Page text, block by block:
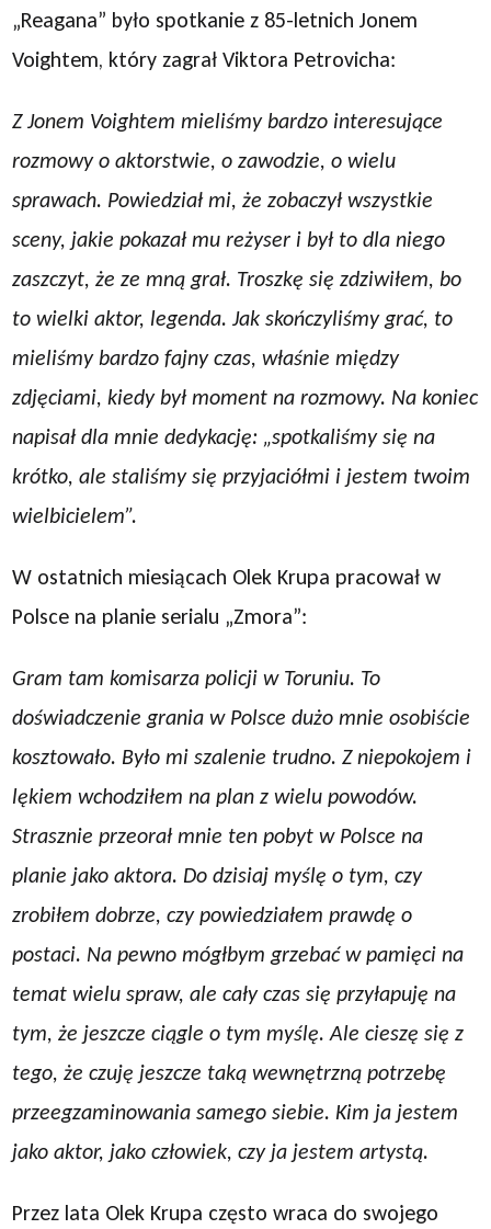
„Reagana” było spotkanie z 85-letnich Jonem
Voightem, który zagrał Viktora Petrovicha:
Z Jonem Voightem mieliśmy bardzo interesujące
rozmowy o aktorstwie, o zawodzie, o wielu
sprawach. Powiedział mi, że zobaczył wszystkie
sceny, jakie pokazał mu reżyser i był to dla niego
zaszczyt, że ze mną grał. Troszkę się zdziwiłem, bo
to wielki aktor, legenda. Jak skończyliśmy grać, to
mieliśmy bardzo fajny czas, właśnie między
zdjęciami, kiedy był moment na rozmowy. Na koniec
napisał dla mnie dedykację: „spotkaliśmy się na
krótko, ale staliśmy się przyjaciółmi i jestem twoim
wielbicielem”.
W ostatnich miesiącach Olek Krupa pracował w
Polsce na planie serialu „Zmora”:
Gram tam komisarza policji w Toruniu. To
doświadczenie grania w Polsce dużo mnie osobiście
kosztowało. Było mi szalenie trudno. Z niepokojem i
lękiem wchodziłem na plan z wielu powodów.
Strasznie przeorał mnie ten pobyt w Polsce na
planie jako aktora. Do dzisiaj myślę o tym, czy
zrobiłem dobrze, czy powiedziałem prawdę o
postaci. Na pewno mógłbym grzebać w pamięci na
temat wielu spraw, ale cały czas się przyłapuję na
tym, że jeszcze ciągle o tym myślę. Ale cieszę się z
tego, że czuję jeszcze taką wewnętrzną potrzebę
przeegzaminowania samego siebie. Kim ja jestem
jako aktor, jako człowiek, czy ja jestem artystą.
Przez lata Olek Krupa często wraca do swojego